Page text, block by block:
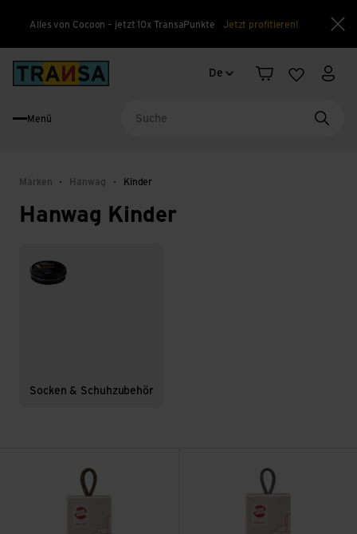
Alles von Cocoon – jetzt 10x TransaPunkte Jetzt profitieren!
Sprachwechsel
De
Warenkorb
Merkliste
Menü
Marken Hanwag Kinder
Hanwag Kinder
Socken & Schuhzubehör